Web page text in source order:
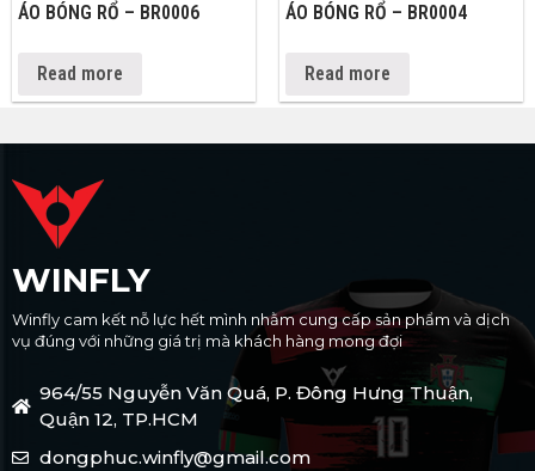
ÁO BÓNG RỔ – BR0006
Read more
ÁO BÓNG RỔ – BR0004
Read more
WINFLY
Winfly cam kết nỗ lực hết mình nhằm cung cấp sản phẩm và dịch
vụ đúng với những giá trị mà khách hàng mong đợi
964/55 Nguyễn Văn Quá, P. Đông Hưng Thuận,
Quận 12, TP.HCM
dongphuc.winfly@gmail.com